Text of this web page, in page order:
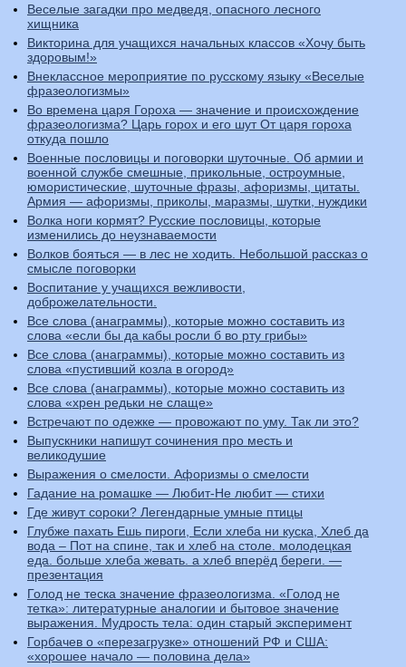
Веселые загадки про медведя, опасного лесного
хищника
Викторина для учащихся начальных классов «Хочу быть
здоровым!»
Внеклассное мероприятие по русскому языку «Веселые
фразеологизмы»
Во времена царя Гороха — значение и происхождение
фразеологизма? Царь горох и его шут От царя гороха
откуда пошло
Военные пословицы и поговорки шуточные. Об армии и
военной службе смешные, прикольные, остроумные,
юмористические, шуточные фразы, афоризмы, цитаты.
Армия — афоризмы, приколы, маразмы, шутки, нуждики
Волка ноги кормят? Русские пословицы, которые
изменились до неузнаваемости
Волков бояться — в лес не ходить. Небольшой рассказ о
смысле поговорки
Воспитание у учащихся вежливости,
доброжелательности.
Все слова (анаграммы), которые можно составить из
слова «если бы да кабы росли б во рту грибы»
Все слова (анаграммы), которые можно составить из
слова «пустивший козла в огород»
Все слова (анаграммы), которые можно составить из
слова «хрен редьки не слаще»
Встречают по одежке — провожают по уму. Так ли это?
Выпускники напишут сочинения про месть и
великодушие
Выражения о смелости. Афоризмы о смелости
Гадание на ромашке — Любит-Не любит — стихи
Где живут сороки? Легендарные умные птицы
Глубже пахать Ешь пироги, Если хлеба ни куска, Хлеб да
вода – Пот на спине, так и хлеб на столе. молодецкая
еда. больше хлеба жевать. а хлеб вперёд береги. —
презентация
Голод не теска значение фразеологизма. «Голод не
тетка»: литературные аналогии и бытовое значение
выражения. Мудрость тела: один старый эксперимент
Горбачев о «перезагрузке» отношений РФ и США:
«хорошее начало — половина дела»